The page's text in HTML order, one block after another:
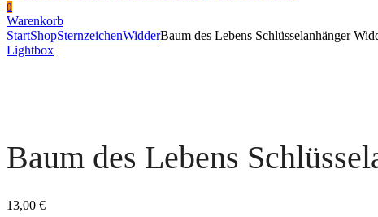
0
Warenkorb
StartShopSternzeichenWidderBaum des Lebens Schlüsselanhänger
Lightbox
Baum des Lebens
13,00 €